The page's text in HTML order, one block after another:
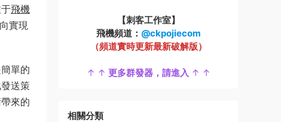
飛機
實現
單的
送策
來的
【刺客工作室】
飛機頻道： @ckpojiecom
（頻道實時更新最新破解版）
↑ ↑ 更多群發器，請進入 ↑ ↑
相關分類